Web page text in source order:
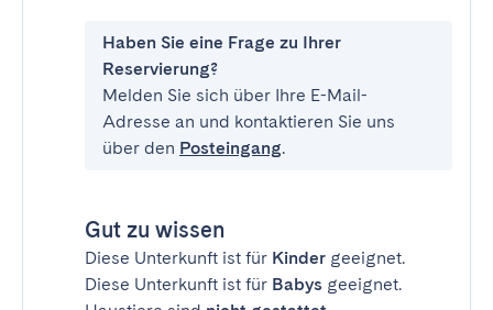
Haben Sie eine Frage zu Ihrer
Reservierung?
Melden Sie sich über Ihre E-Mail-
Adresse an und kontaktieren Sie uns
über den Posteingang.
Gut zu wissen
Diese Unterkunft ist für Kinder geeignet.
Diese Unterkunft ist für Babys geeignet.